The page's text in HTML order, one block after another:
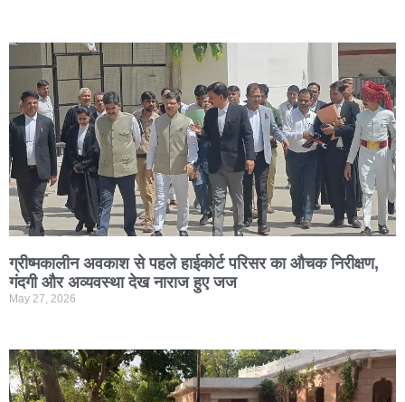
ग्रीष्मकालीन अवकाश से पहले हाईकोर्ट परिसर का औचक निरीक्षण,
गंदगी और अव्यवस्था देख नाराज हुए जज
May 27, 2026